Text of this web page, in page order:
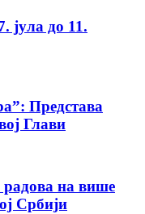
јула до 11.
Представа
Глави
радова на више
Србији